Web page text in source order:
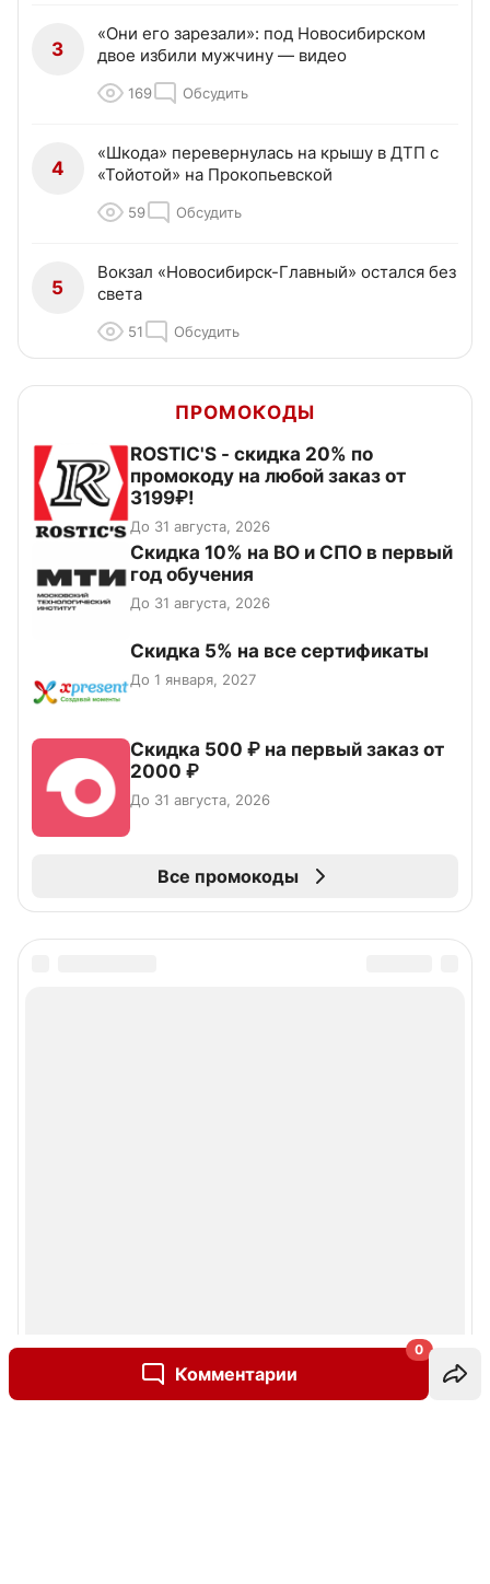
Комментарии
0
3
«Они его зарезали»: под Новосибирском
двое избили мужчину — видео
169 Обсудить
4
«Шкода» перевернулась на крышу в ДТП с
«Тойотой» на Прокопьевской
59 Обсудить
5
Вокзал «Новосибирск-Главный» остался без
света
51 Обсудить
ПРОМОКОДЫ
ROSTIC'S - скидка 20% по
промокоду на любой заказ от
3199₽!
До 31 августа, 2026
Скидка 10% на ВО и СПО в первый
год обучения
До 31 августа, 2026
Скидка 5% на все сертификаты
До 1 января, 2027
Скидка 500 ₽ на первый заказ от
2000 ₽
До 31 августа, 2026
Все промокоды